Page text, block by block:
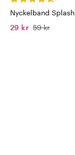
Nyckelband Splash
29 kr 59 kr